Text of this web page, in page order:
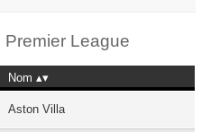
Premier League
Nom
Aston Villa